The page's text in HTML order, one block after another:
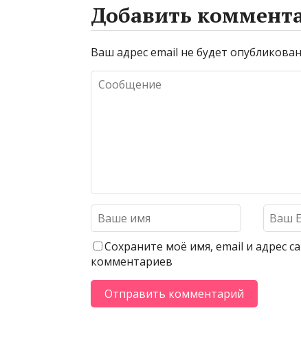
Добавить
Ваш адрес email не будет
Сохраните моё имя, email и адрес
комментариев